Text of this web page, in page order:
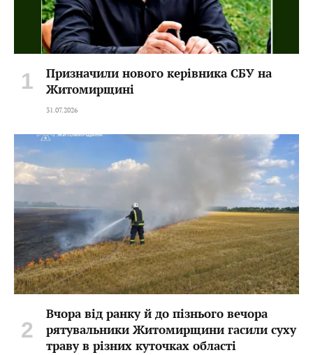
Призначили нового керівника СБУ на
Житомирщині
31.07.2026
Вчора від ранку й до пізнього вечора
рятувальники Житомирщини гасили суху
траву в різних куточках області